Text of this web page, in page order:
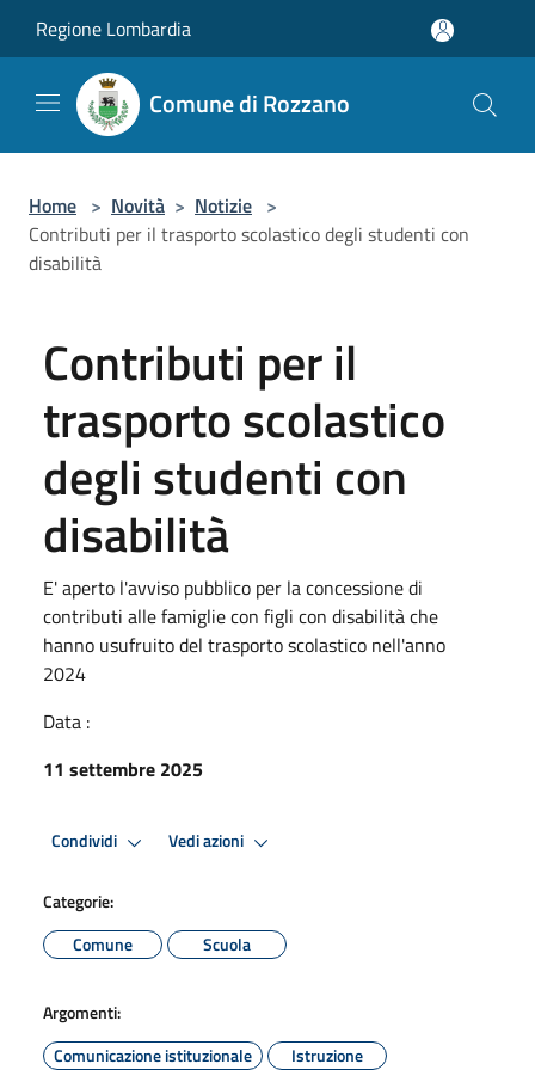
Regione Lombardia
Comune di Rozzano
Home > Novità > Notizie >
Contributi per il trasporto scolastico degli studenti con
disabilità
Contributi per il
trasporto scolastico
degli studenti con
disabilità
E' aperto l'avviso pubblico per la concessione di
contributi alle famiglie con figli con disabilità che
hanno usufruito del trasporto scolastico nell'anno
2024
Data :
11 settembre 2025
Condividi Vedi azioni
Categorie:
Comune
Scuola
Argomenti:
Comunicazione istituzionale
Istruzione